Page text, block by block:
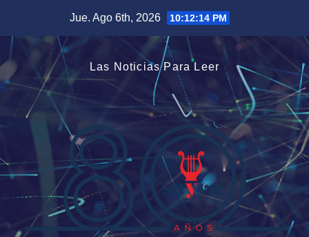
contenido
Jue. Ago 6th, 2026 10:12:15 PM
Las Noticias Para Leer